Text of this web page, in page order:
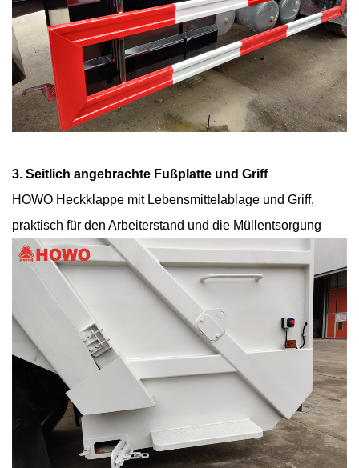
3. Seitlich angebrachte Fußplatte und Griff
HOWO Heckklappe mit Lebensmittelablage und Griff,
praktisch für den Arbeiterstand und die Müllentsorgung